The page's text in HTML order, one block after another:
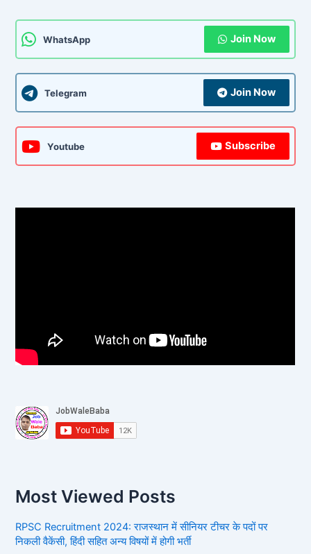
WhatsApp Join Now
Telegram Join Now
Youtube Subscribe
Most Viewed Posts
RPSC Recruitment 2024: राजस्थान में सीनियर टीचर के पदों पर
निकली वैकेंसी, हिंदी सहित अन्य विषयों में होगी भर्ती